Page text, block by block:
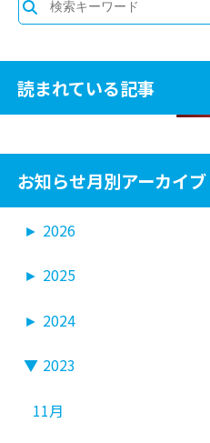
読まれている記事
お知らせ月別アーカイブ
► 2026
► 2025
► 2024
▼ 2023
11月